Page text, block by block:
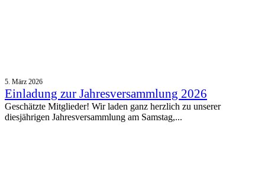
5. März 2026
Einladung zur Jahresversammlung 2026
Geschätzte Mitglieder! Wir laden ganz herzlich zu unserer
diesjährigen Jahresversammlung am Samstag,...